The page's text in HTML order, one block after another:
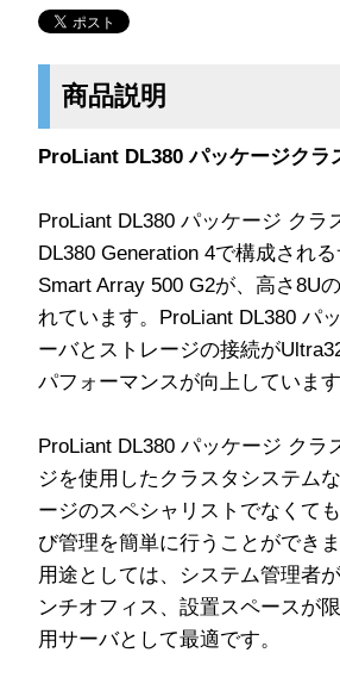
商品説明
ProLiant DL380 パッケージクラ
ProLiant DL380 パッケージ クラ
DL380 Generation 4で構成され
Smart Array 500 G2が、高さ8U
れています。ProLiant DL380 パ
ーバとストレージの接続が
パフォーマンスが向上していま
ProLiant DL380 パッケージ クラ
ジを使用したクラスタシステム
ージのスペシャリストでなくて
び管理を簡単に行うことができ
用途としては、システム管理者
ンチオフィス、設置スペースが
用サーバとして最適です。